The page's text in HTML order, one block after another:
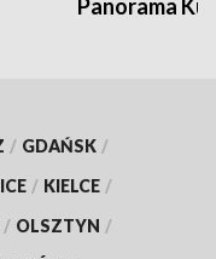
Panorama
/ GDAŃSK /
/ KIELCE /
/ OLSZTYN /